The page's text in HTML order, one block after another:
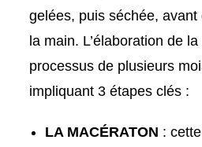
gelées, puis séchée, avant
la main. L’élaboration de
processus de plusieurs
impliquant 3 étapes clés :
LA MACÉRATON :